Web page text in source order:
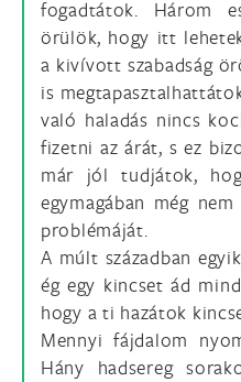
fogadtátok. Három
örülök, hogy itt
a kivívott szabadság
is
való haladás nincs
fizetni az árát, s ez
már jól tudjátok,
egymagában még
problémáját.
A múlt században
ég egy kincset ád
hogy a ti hazátok
Mennyi fájdalom
Hány hadsereg